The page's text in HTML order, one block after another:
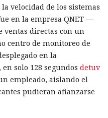
velocidad de los sistemas
en la empresa QNET —
ventas directas con un
centro de monitoreo de
en la
solo 128 segundos detuv
empleado, aislando el
pudieran afianzarse